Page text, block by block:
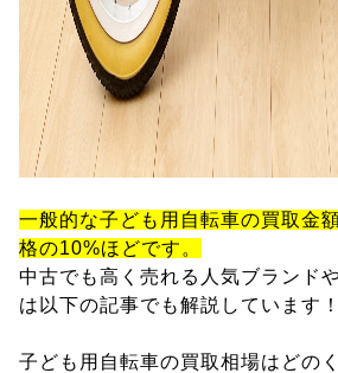
一般的な子ども用自転車の買取金
格の10%ほどです。
中古でも高く売れる人気ブランド
は以下の記事でも解説しています！
子ども用自転車の買取相場はどの